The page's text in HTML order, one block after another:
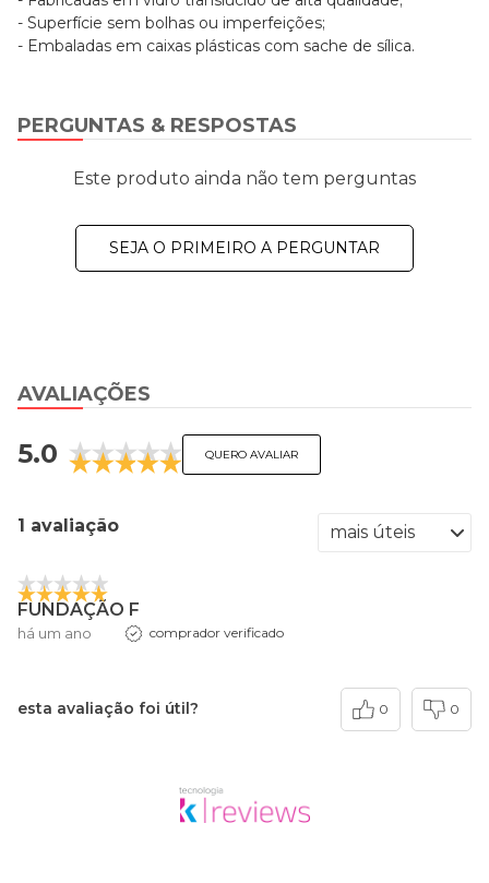
- Superfície sem bolhas ou imperfeições;
- Embaladas em caixas plásticas com sache de sílica.
AVALIAÇÕES
5.0 QUERO AVALIAR
1 avaliação
FUNDAÇÃO F
há um ano comprador verificado
esta avaliação foi útil? 0 0
PERGUNTAS & RESPOSTAS
Este produto ainda não tem perguntas
SEJA O PRIMEIRO A PERGUNTAR